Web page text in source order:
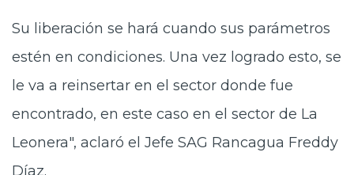
Su liberación se hará cuando sus parámetros
estén en condiciones. Una vez logrado esto, se
le va a reinsertar en el sector donde fue
encontrado, en este caso en el sector de La
Leonera", aclaró el Jefe SAG Rancagua Freddy
Díaz.